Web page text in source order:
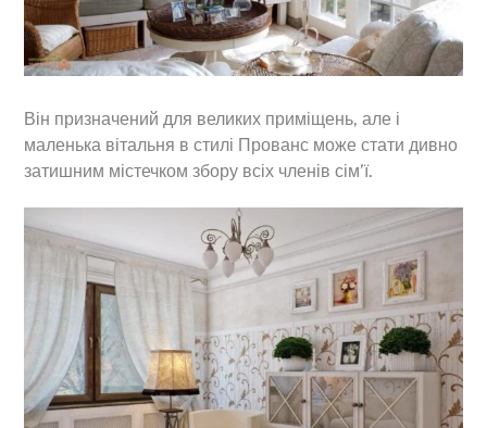
Він призначений для великих приміщень, але і
маленька вітальня в стилі Прованс може стати дивно
затишним містечком збору всіх членів сім’ї.